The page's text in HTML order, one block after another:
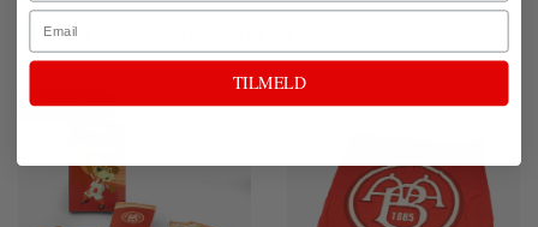
POPULÆRE PRODUKTER
Spar 80%
Email
TILMELD